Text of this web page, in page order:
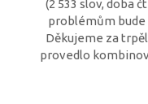
(2 533 slov, doba
problémům bude
Děkujeme za
provedlo